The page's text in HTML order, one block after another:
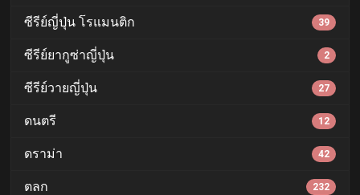
ซีรีย์ญี่ปุ่น โรแมนติก 39
ซีรีย์ยากูซ่าญี่ปุ่น 2
ซีรีย์วายญี่ปุ่น 27
ดนตรี 12
ดราม่า 42
ตลก 232